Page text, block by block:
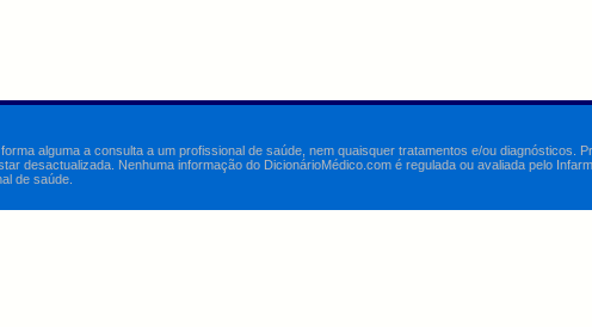
alguma a consulta a um profissional de saúde, nem quaisquer tratamentos e/ou
desactualizada. Nenhuma informação do DicionárioMédico.com é regulada ou avaliada pelo
de saúde.